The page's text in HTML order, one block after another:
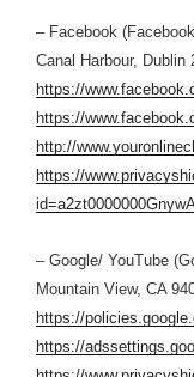
– Facebook
Canal Harbour,
https://
https://
http://
https://
– Google/ YouTube
Mountain View, CA
https://
https://